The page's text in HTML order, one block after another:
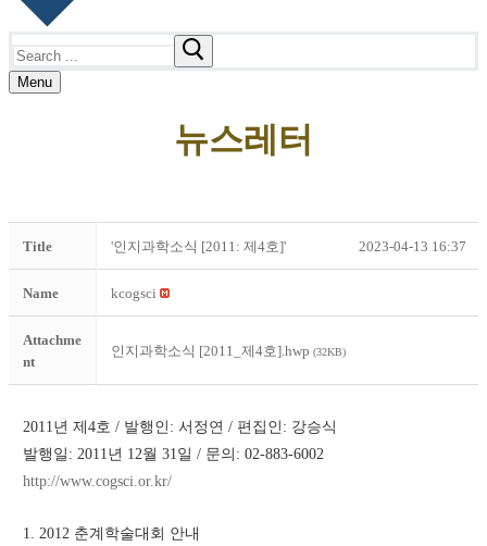
for:
Menu
뉴스레터
Title '인지과학소식 [2011: 제4호]' 2023-04-13 16:37
Name kcogsci
Attachme
nt
인지과학소식 [2011_제4호].hwp (32KB)
2011년 제4호 / 발행인: 서정연 / 편집인: 강승식
발행일: 2011년 12월 31일 / 문의: 02-883-6002
http://www.cogsci.or.kr/
1. 2012 춘계학술대회 안내